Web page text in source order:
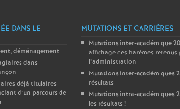
DANS LE
déménagement
dans
déjà titulaires
d’un parcours de
MUTATIONS ET CARRIÈRES
Mutations inter-académique
affichage des barèmes retenus
l’administration
Mutations inter-académiques
résultats
Mutations intra-académiques
les résultats !